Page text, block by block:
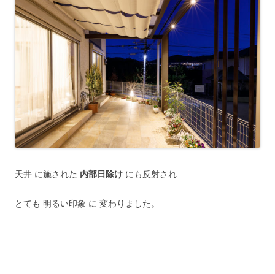
天井 に施された 内部日除け にも反射され
とても 明るい印象 に 変わりました。